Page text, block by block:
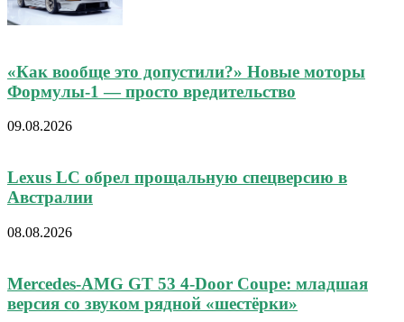
«Как вообще это допустили?» Новые моторы
Формулы-1 — просто вредительство
09.08.2026
Lexus LC обрел прощальную спецверсию в
Австралии
08.08.2026
Mercedes-AMG GT 53 4-Door Coupe: младшая
версия со звуком рядной «шестёрки»